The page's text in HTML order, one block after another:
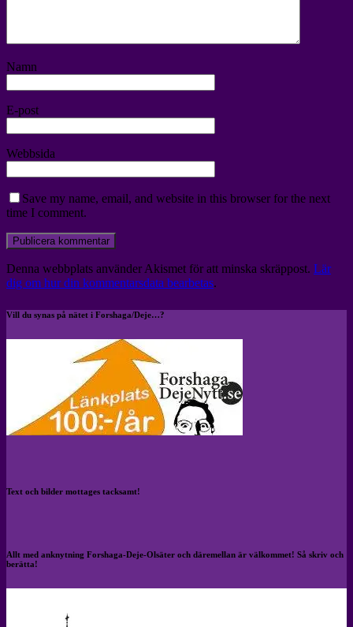
Namn
E-post
Webbsida
Save my name, email, and website in this browser for the next
time I comment.
Denna webbplats använder Akismet för att minska skräppost. Lär
dig om hur din kommentarsdata bearbetas.
Vill du synas på nätet i Forshaga/Deje…?
Text och bilder mottages tacksamt!
Allt med anknytning Forshaga-Deje-Olsäter och däremellan är välkommet! Så skriv och
berätta!